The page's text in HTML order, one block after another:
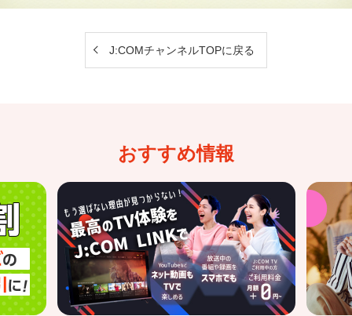
J:COMチャンネルTOPに戻る
おすすめ情報